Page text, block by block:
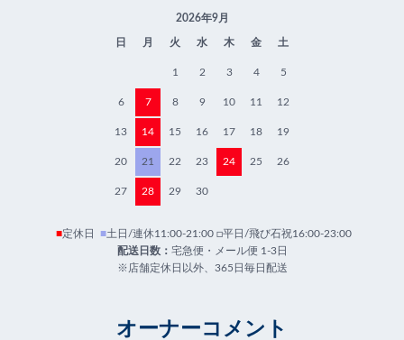
2026年9月
日 月 火 水 木 金 土
1 2 3 4 5
6 7 8 9 10 11 12
13 14 15 16 17 18 19
20 21 22 23 24 25 26
27 28 29 30
■定休日 ■土日/連休11:00-21:00 □平日/飛び石祝16:00-23:00
配送日数： 宅急便・メール便 1-3日
※店舗定休日以外、365日毎日配送
オーナーコメント